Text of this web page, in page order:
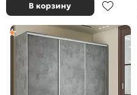
В корзину